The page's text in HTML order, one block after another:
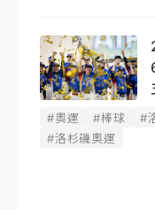
#奧運 #棒球 #
#洛杉磯奧運